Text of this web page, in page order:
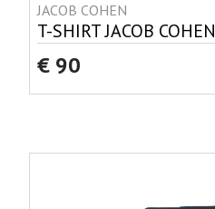
JACOB COHEN
T-SHIRT JACOB COHEN
€ 90